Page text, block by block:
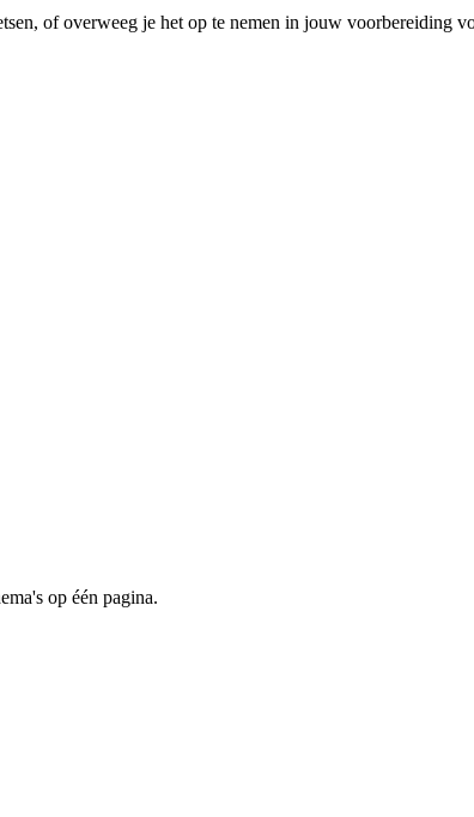
of overweeg je het op te nemen in jouw voorbereiding
op één pagina.